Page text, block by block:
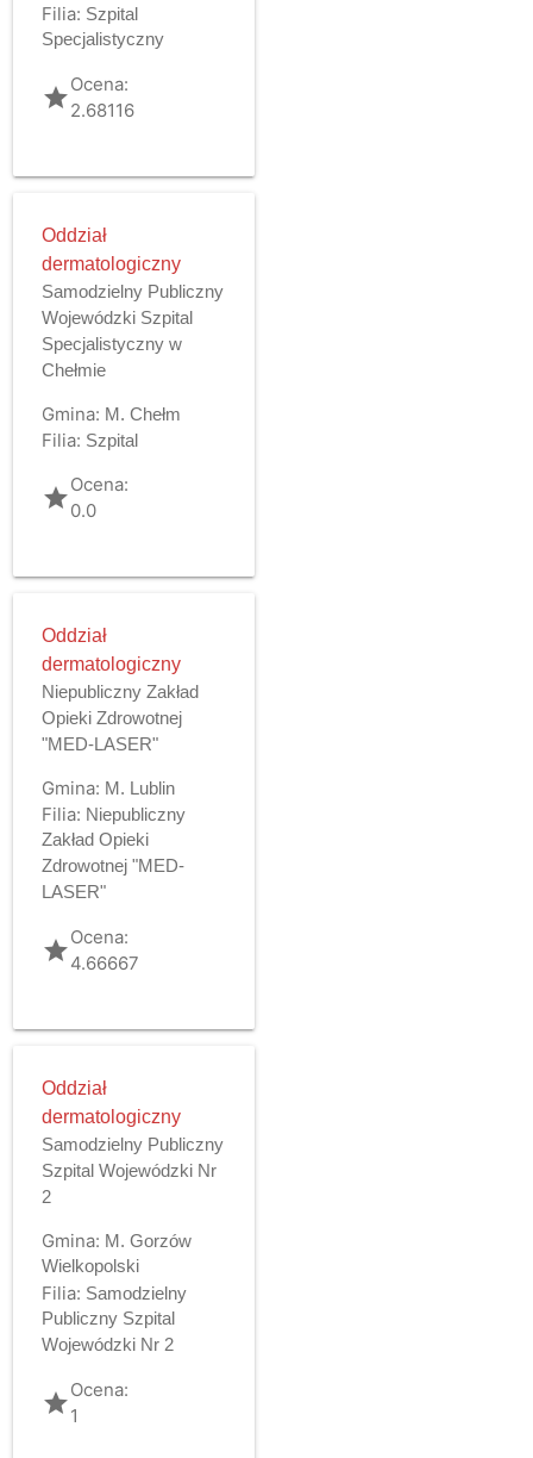
Filia: Szpital
Specjalistyczny
gradeOcena:
2.68116
Oddział
dermatologiczny
Samodzielny Publiczny
Wojewódzki Szpital
Specjalistyczny w
Chełmie
Gmina: M. Chełm
Filia: Szpital
gradeOcena:
0.0
Oddział
dermatologiczny
Niepubliczny Zakład
Opieki Zdrowotnej
"MED-LASER"
Gmina: M. Lublin
Filia: Niepubliczny
Zakład Opieki
Zdrowotnej "MED-
LASER"
gradeOcena:
4.66667
Oddział
dermatologiczny
Samodzielny Publiczny
Szpital Wojewódzki Nr
2
Gmina: M. Gorzów
Wielkopolski
Filia: Samodzielny
Publiczny Szpital
Wojewódzki Nr 2
gradeOcena:
1